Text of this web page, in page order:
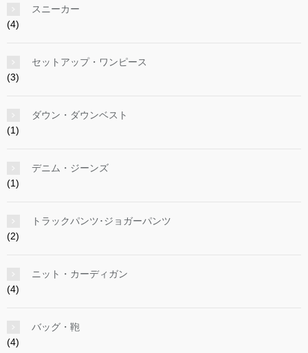
スニーカー
(4)
セットアップ・ワンピース
(3)
ダウン・ダウンベスト
(1)
デニム・ジーンズ
(1)
トラックパンツ･ジョガーパンツ
(2)
ニット・カーディガン
(4)
バッグ・鞄
(4)